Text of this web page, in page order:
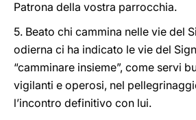
Patrona della vostra parrocchia.
5. Beato chi cammina nelle vie del
odierna ci ha indicato le vie del
“camminare insieme”, come servi
vigilanti e operosi, nel
l’incontro definitivo con lui.